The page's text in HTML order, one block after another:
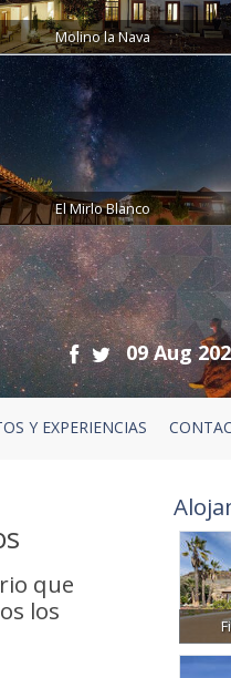
Molino la Nava
El Mirlo Blanco
09 Aug
Y EXPERIENCIAS
que
los